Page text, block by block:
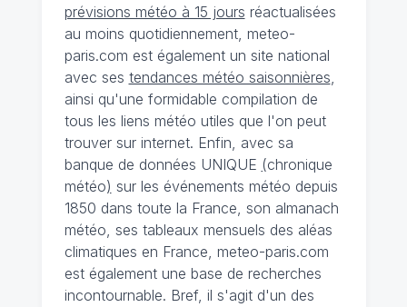
prévisions météo à 15 jours réactualisées
au moins quotidiennement, meteo-
paris.com est également un site national
avec ses tendances météo saisonnières,
ainsi qu'une formidable compilation de
tous les liens météo utiles que l'on peut
trouver sur internet. Enfin, avec sa
banque de données UNIQUE (chronique
météo) sur les événements météo depuis
1850 dans toute la France, son almanach
météo, ses tableaux mensuels des aléas
climatiques en France, meteo-paris.com
est également une base de recherches
incontournable. Bref, il s'agit d'un des